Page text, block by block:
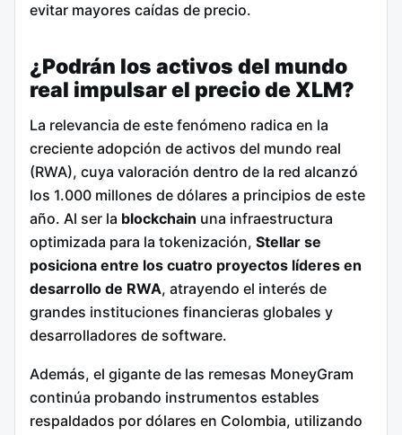
evitar mayores caídas de precio.
¿Podrán los activos del mundo
real impulsar el precio de XLM?
La relevancia de este fenómeno radica en la
creciente adopción de activos del mundo real
(RWA), cuya valoración dentro de la red alcanzó
los 1.000 millones de dólares a principios de este
año. Al ser la blockchain una infraestructura
optimizada para la tokenización, Stellar se
posiciona entre los cuatro proyectos líderes en
desarrollo de RWA, atrayendo el interés de
grandes instituciones financieras globales y
desarrolladores de software.
Además, el gigante de las remesas MoneyGram
continúa probando instrumentos estables
respaldados por dólares en Colombia, utilizando